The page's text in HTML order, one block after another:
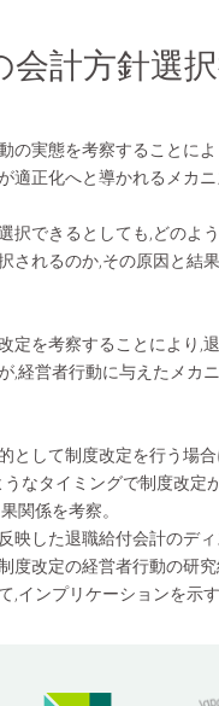
会計方針選
の実態を考察することによ
適正化へと導かれるメカニ
択できるとしても,どのよ
されるのか,その原因と結
定を考察することにより,
,経営者行動に与えたメカ
として制度改定を行う場合
なタイミングで制度改定
関係を考察。
映した退職給付会計のデ
度改定の経営者行動の研
,インプリケーションを示す